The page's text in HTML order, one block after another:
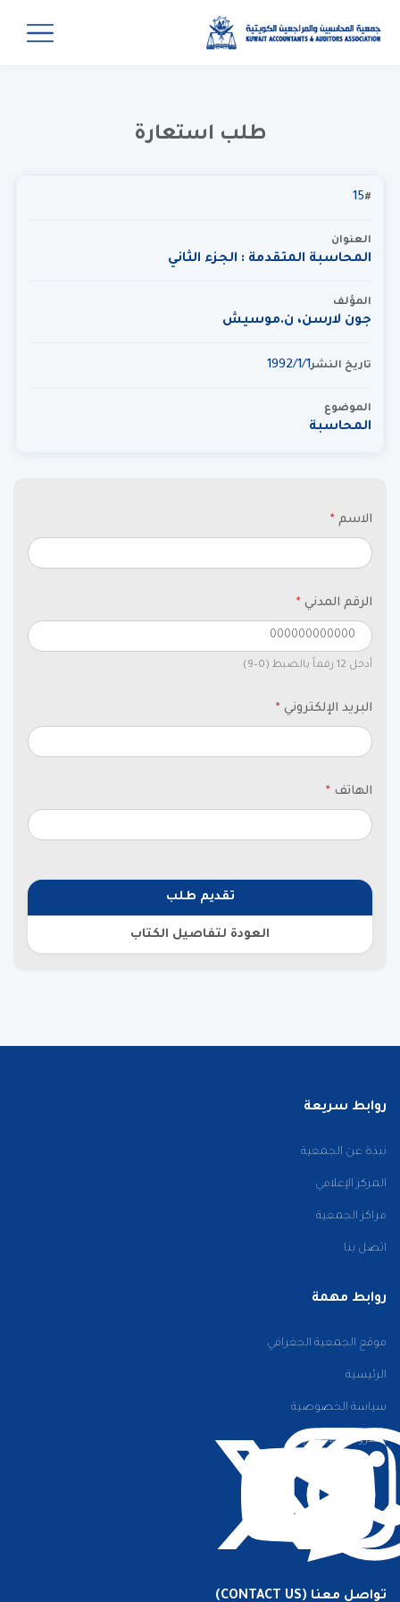
طلب استعارة
#
15
العنوان
المحاسبة المتقدمة : الجزء الثاني
المؤلف
جون لارسن، ن.موسيش
تاريخ النشر1‏‏/1‏‏/1992
الموضوع
المحاسبة
الاسم *
الرقم المدني *
أدخل 12 رقماً بالضبط (0–9)
البريد الإلكتروني *
الهاتف *
تقديم طلب
العودة لتفاصيل الكتاب
روابط سريعة
نبذة عن الجمعية
المركز الإعلامي
مراكز الجمعية
اتصل بنا
روابط مهمة
موقع الجمعية الجغرافي
الرئيسية
سياسة الخصوصية
الشروط والأحكام
تواصل معنا (CONTACT US)